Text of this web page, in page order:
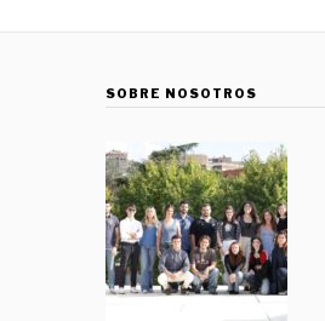
SOBRE NOSOTROS